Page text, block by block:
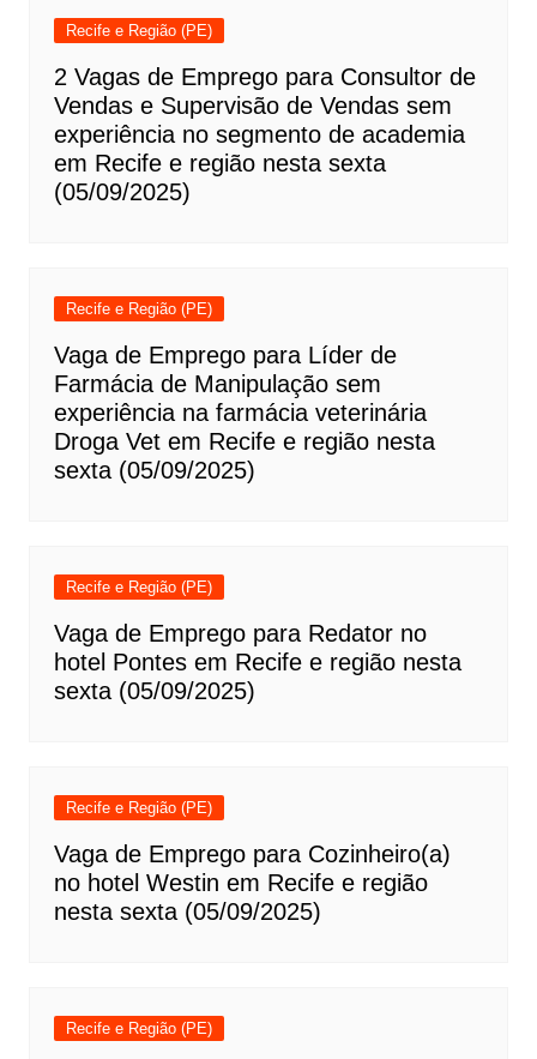
Recife e Região (PE)
2 Vagas de Emprego para Consultor de
Vendas e Supervisão de Vendas sem
experiência no segmento de academia
em Recife e região nesta sexta
(05/09/2025)
Recife e Região (PE)
Vaga de Emprego para Líder de
Farmácia de Manipulação sem
experiência na farmácia veterinária
Droga Vet em Recife e região nesta
sexta (05/09/2025)
Recife e Região (PE)
Vaga de Emprego para Redator no
hotel Pontes em Recife e região nesta
sexta (05/09/2025)
Recife e Região (PE)
Vaga de Emprego para Cozinheiro(a)
no hotel Westin em Recife e região
nesta sexta (05/09/2025)
Recife e Região (PE)